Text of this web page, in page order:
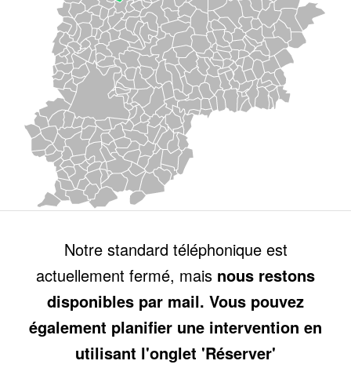
Notre standard téléphonique est
actuellement fermé, mais nous restons
disponibles par mail. Vous pouvez
également planifier une intervention en
utilisant l'onglet 'Réserver'